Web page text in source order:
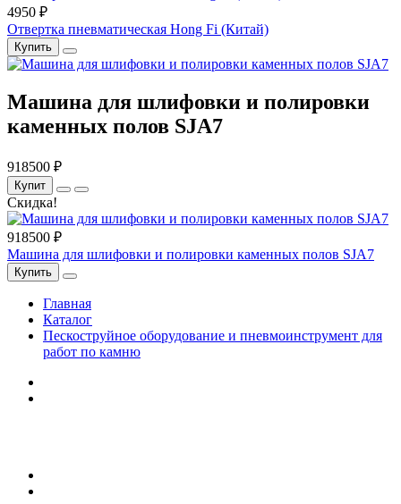
4950 ₽
Отвертка пневматическая Hong Fi (Китай)
Купить
Машина для шлифовки и полировки
каменных полов SJA7
918500 ₽
Купит
Скидка!
918500 ₽
Машина для шлифовки и полировки каменных полов SJA7
Купить
Главная
Каталог
Пескоструйное оборудование и пневмоинструмент для
работ по камню